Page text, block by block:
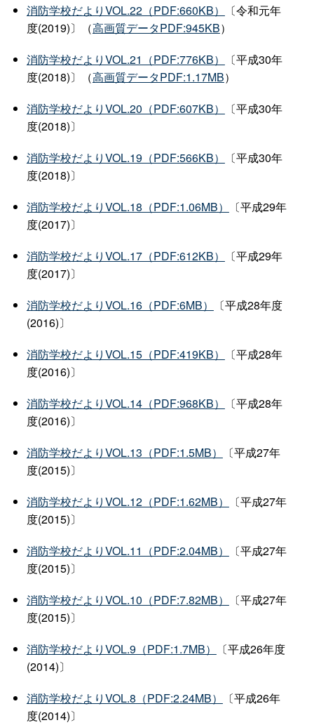
消防学校だよりVOL.22（PDF:660KB）
〔令和元年
度(2019)〕（高画質データPDF:945KB）
消防学校だよりVOL.21（PDF:776KB）
〔平成30年
度(2018)〕（高画質データPDF:1.17MB）
消防学校だよりVOL.20（PDF:607KB）
〔平成30年
度(2018)〕
消防学校だよりVOL.19（PDF:566KB）
〔平成30年
度(2018)〕
消防学校だよりVOL.18（PDF:1.06MB）
〔平成29年
度(2017)〕
消防学校だよりVOL.17（PDF:612KB）
〔平成29年
度(2017)〕
消防学校だよりVOL.16（PDF:6MB）
〔平成28年度
(2016)〕
消防学校だよりVOL.15（PDF:419KB）
〔平成28年
度(2016)〕
消防学校だよりVOL.14（PDF:968KB）
〔平成28年
度(2016)〕
消防学校だよりVOL.13（PDF:1.5MB）
〔平成27年
度(2015)〕
消防学校だよりVOL.12（PDF:1.62MB）
〔平成27年
度(2015)〕
消防学校だよりVOL.11（PDF:2.04MB）
〔平成27年
度(2015)〕
消防学校だよりVOL.10（PDF:7.82MB）
〔平成27年
度(2015)〕
消防学校だよりVOL.9（PDF:1.7MB）
〔平成26年度
(2014)〕
消防学校だよりVOL.8（PDF:2.24MB）
〔平成26年
度(2014)〕